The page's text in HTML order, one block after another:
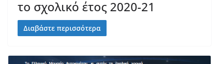
το σχολικό έτος 2020-21
Διαβάστε περισσότερα